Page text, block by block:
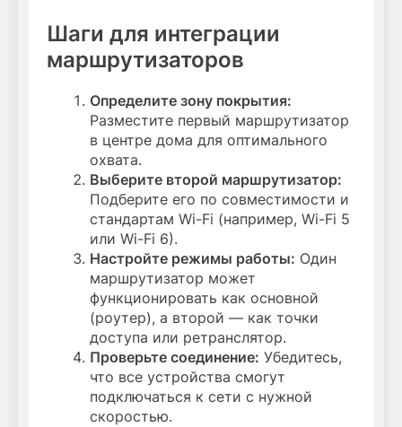
Шаги для интеграции
маршрутизаторов
Определите зону покрытия:
Разместите первый маршрутизатор
в центре дома для оптимального
охвата.
Выберите второй маршрутизатор:
Подберите его по совместимости и
стандартам Wi-Fi (например, Wi-Fi 5
или Wi-Fi 6).
Настройте режимы работы: Один
маршрутизатор может
функционировать как основной
(роутер), а второй — как точки
доступа или ретранслятор.
Проверьте соединение: Убедитесь,
что все устройства смогут
подключаться к сети с нужной
скоростью.